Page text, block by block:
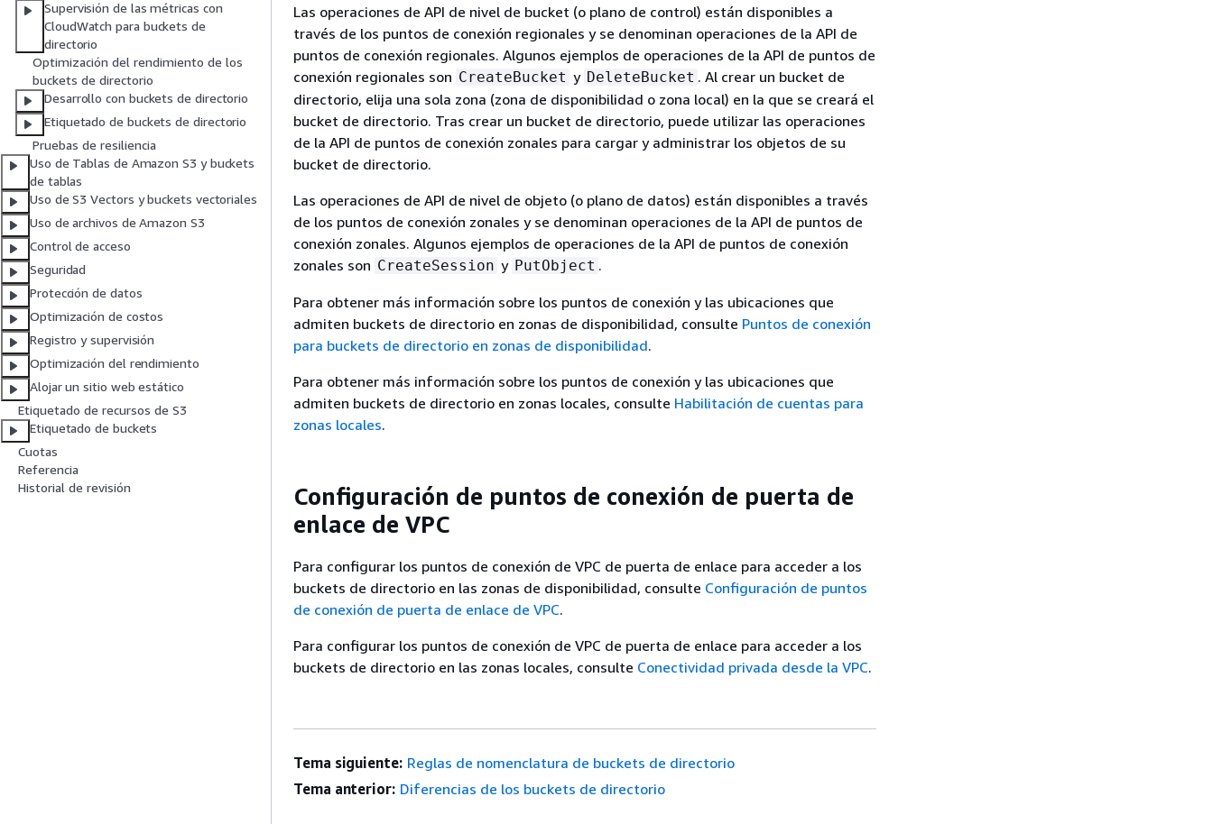
Supervisión de las métricas con
CloudWatch para buckets de
directorio
Optimización del rendimiento de los
buckets de directorio
Desarrollo con buckets de directorio
Etiquetado de buckets de directorio
Pruebas de resiliencia
Uso de Tablas de Amazon S3 y buckets
de tablas
Uso de S3 Vectors y buckets vectoriales
Uso de archivos de Amazon S3
Control de acceso
Seguridad
Protección de datos
Optimización de costos
Registro y supervisión
Optimización del rendimiento
Alojar un sitio web estático
Etiquetado de recursos de S3
Etiquetado de buckets
Cuotas
Referencia
Historial de revisión
Las operaciones de API de nivel de bucket (o plano de control) están disponibles a
través de los puntos de conexión regionales y se denominan operaciones de la API de
puntos de conexión regionales. Algunos ejemplos de operaciones de la API de puntos de
conexión regionales son CreateBucket y DeleteBucket . Al crear un bucket de
directorio, elija una sola zona (zona de disponibilidad o zona local) en la que se creará el
bucket de directorio. Tras crear un bucket de directorio, puede utilizar las operaciones
de la API de puntos de conexión zonales para cargar y administrar los objetos de su
bucket de directorio.
Las operaciones de API de nivel de objeto (o plano de datos) están disponibles a través
de los puntos de conexión zonales y se denominan operaciones de la API de puntos de
conexión zonales. Algunos ejemplos de operaciones de la API de puntos de conexión
zonales son CreateSession y PutObject .
Para obtener más información sobre los puntos de conexión y las ubicaciones que
admiten buckets de directorio en zonas de disponibilidad, consulte Puntos de conexión
para buckets de directorio en zonas de disponibilidad.
Para obtener más información sobre los puntos de conexión y las ubicaciones que
admiten buckets de directorio en zonas locales, consulte Habilitación de cuentas para
zonas locales.
Configuración de puntos de conexión de puerta de
enlace de VPC
Para configurar los puntos de conexión de VPC de puerta de enlace para acceder a los
buckets de directorio en las zonas de disponibilidad, consulte Configuración de puntos
de conexión de puerta de enlace de VPC.
Para configurar los puntos de conexión de VPC de puerta de enlace para acceder a los
buckets de directorio en las zonas locales, consulte Conectividad privada desde la VPC.
Tema siguiente: Reglas de nomenclatura de buckets de directorio
Tema anterior: Diferencias de los buckets de directorio